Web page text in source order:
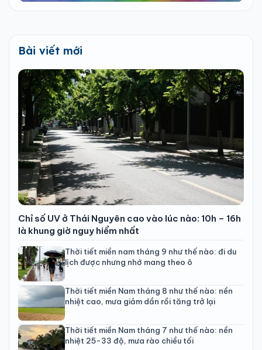
Bài viết mới
Chỉ số UV ở Thái Nguyên cao vào lúc nào: 10h – 16h
là khung giờ nguy hiểm nhất
Thời tiết miền nam tháng 9 như thế nào: đi du
lịch được nhưng nhớ mang theo ô
Thời tiết miền Nam tháng 8 như thế nào: nền
nhiệt cao, mưa giảm dần rồi tăng trở lại
Thời tiết miền Nam tháng 7 như thế nào: nền
nhiệt 25-33 độ, mưa rào chiều tối